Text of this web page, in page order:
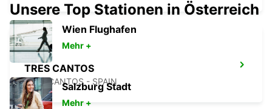
TRES CANTOS
TRES CANTOS - SPAIN
Unsere Top Stationen in Österreich
Wien Flughafen
Mehr +
Salzburg Stadt
Mehr +